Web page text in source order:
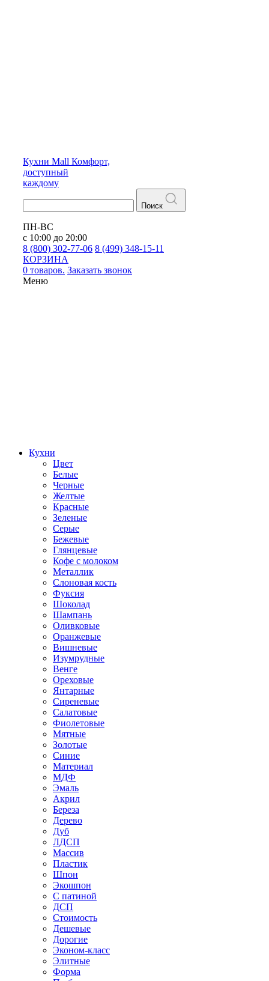
Кухни Mall Комфорт,
доступный
каждому
Поиск
ПН-ВС
с 10:00 до 20:00
8 (800) 302-77-06 8 (499) 348-15-11
КОРЗИНА
0 товаров. Заказать звонок
Меню
Кухни
Цвет
Белые
Черные
Желтые
Красные
Зеленые
Серые
Бежевые
Глянцевые
Кофе с молоком
Металлик
Слоновая кость
Фуксия
Шоколад
Шампань
Оливковые
Оранжевые
Вишневые
Изумрудные
Венге
Ореховые
Янтарные
Сиреневые
Салатовые
Фиолетовые
Мятные
Золотые
Синие
Материал
МДФ
Эмаль
Акрил
Береза
Дерево
Дуб
ЛДСП
Массив
Пластик
Шпон
Экошпон
С патиной
ДСП
Стоимость
Дешевые
Дорогие
Эконом-класс
Элитные
Форма